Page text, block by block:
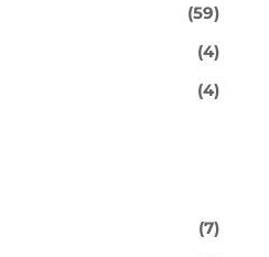
(59)
(4)
(4)
(7)